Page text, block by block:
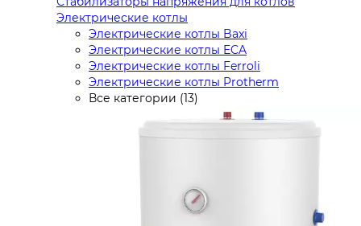
Электрические котлы
Электрические котлы Baxi
Электрические котлы ECA
Электрические котлы Ferroli
Электрические котлы Protherm
Все категории (13)